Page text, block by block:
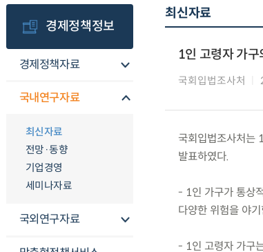
경제정책정보
경제정책자료
국내연구자료
최신자료
전망·동향
기업경영
세미나자료
국외연구자료
최신자료
1인 고령자 가
국회입법조사처
국회입법조사처는
발표하였다.
- 1인 가구가 통상
다양한 위험을 야
- 1인 고령자 가구